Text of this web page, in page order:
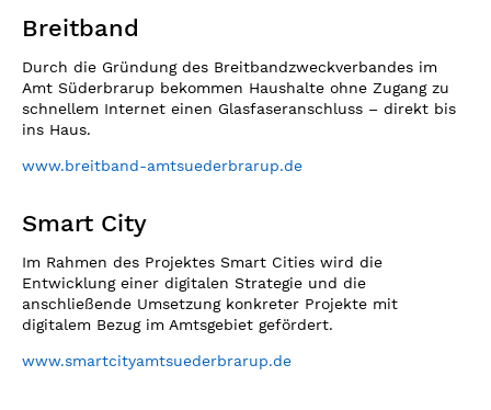
Breitband
Durch die Gründung des Breitbandzweckverbandes im
Amt Süderbrarup bekommen Haushalte ohne Zugang zu
schnellem Internet einen Glasfaseranschluss – direkt bis
ins Haus.
www.breitband-amtsuederbrarup.de
Smart City
Im Rahmen des Projektes Smart Cities wird die
Entwicklung einer digitalen Strategie und die
anschließende Umsetzung konkreter Projekte mit
digitalem Bezug im Amtsgebiet gefördert.
www.smartcityamtsuederbrarup.de